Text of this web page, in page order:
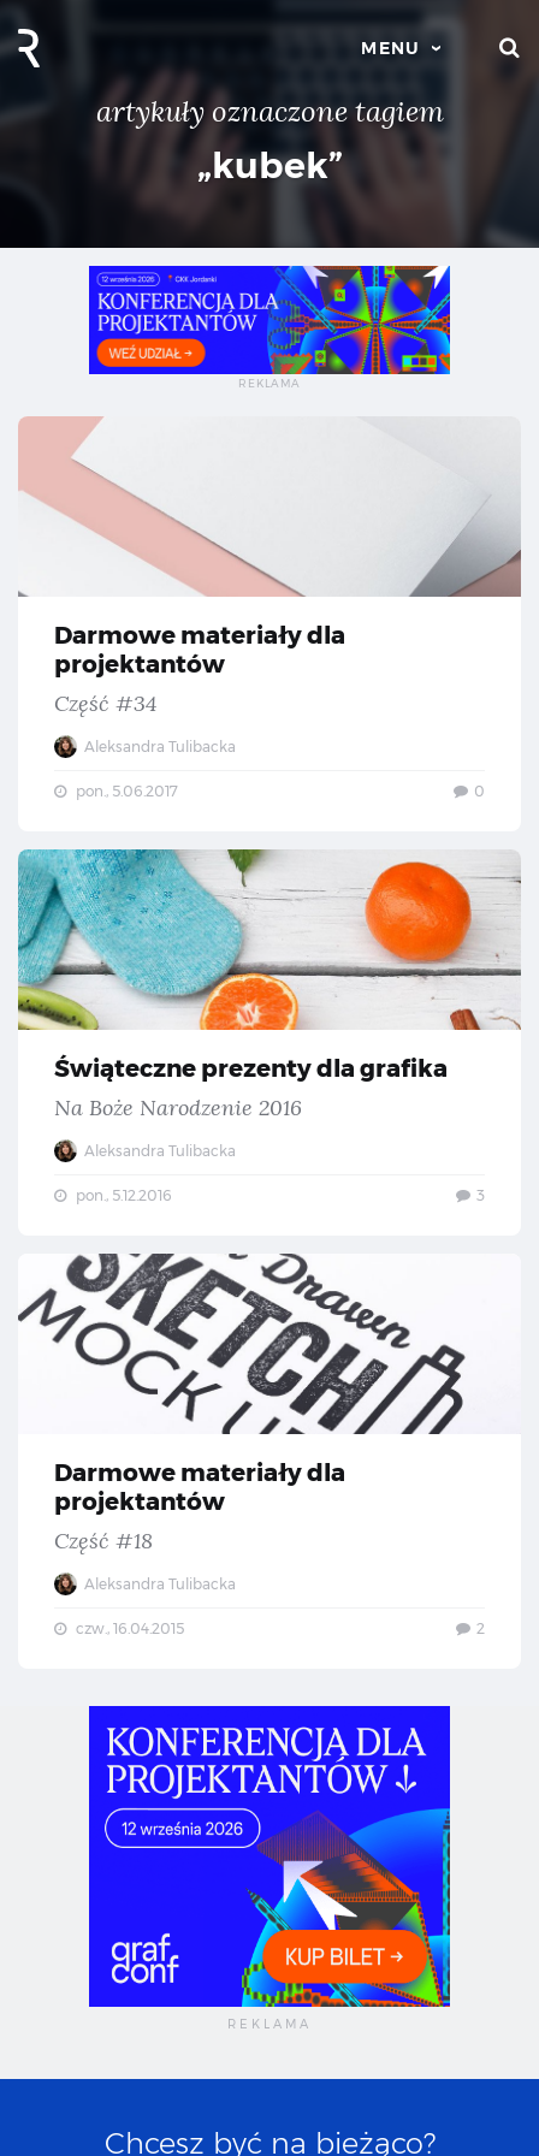
MENU
artykuły oznaczone tagiem
„kubek”
Darmowe materiały dla
projektantów
Część #34
Aleksandra Tulibacka
pon., 5.06.2017 0
Świąteczne prezenty dla grafika
Na Boże Narodzenie 2016
Aleksandra Tulibacka
pon., 5.12.2016 3
Darmowe materiały dla
projektantów
Część #18
Aleksandra Tulibacka
czw., 16.04.2015 2
Chcesz być na bieżąco?